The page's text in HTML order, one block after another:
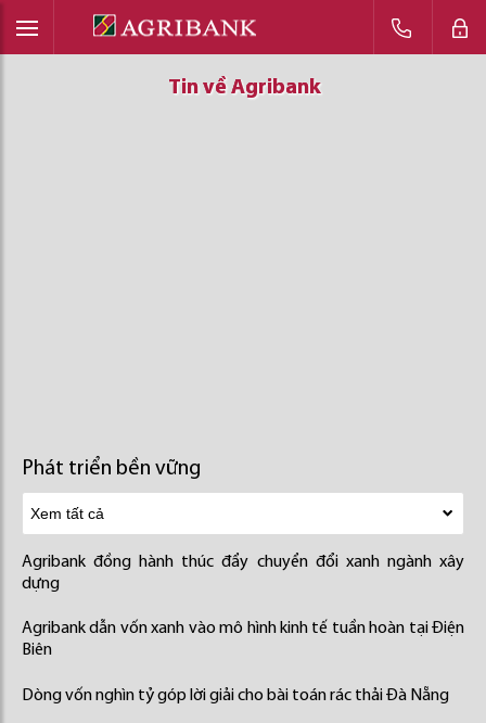
Tin về Agribank
Tin về Agribank
Tin về Agribank
Phát triển bền vững
Agribank đồng hành thúc đẩy chuyển đổi xanh ngành xây
dựng
Agribank dẫn vốn xanh vào mô hình kinh tế tuần hoàn tại Điện
Biên
Dòng vốn nghìn tỷ góp lời giải cho bài toán rác thải Đà Nẵng